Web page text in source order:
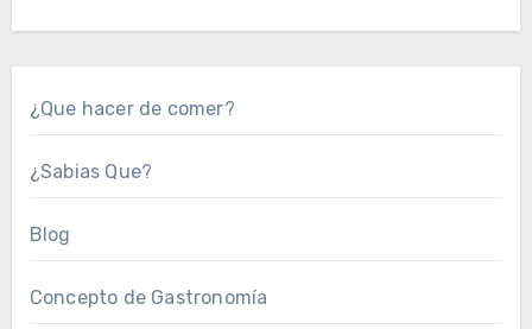
¿Que hacer de comer?
¿Sabias Que?
Blog
Concepto de Gastronomía